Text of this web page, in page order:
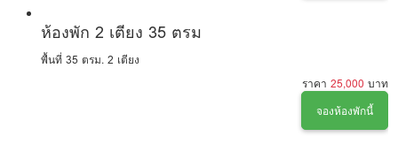
ห้องพัก 2 เตียง 35 ตรม
พื้นที่ 35 ตรม. 2 เตียง
ราคา 25,000 บาท
จองห้องพักนี้